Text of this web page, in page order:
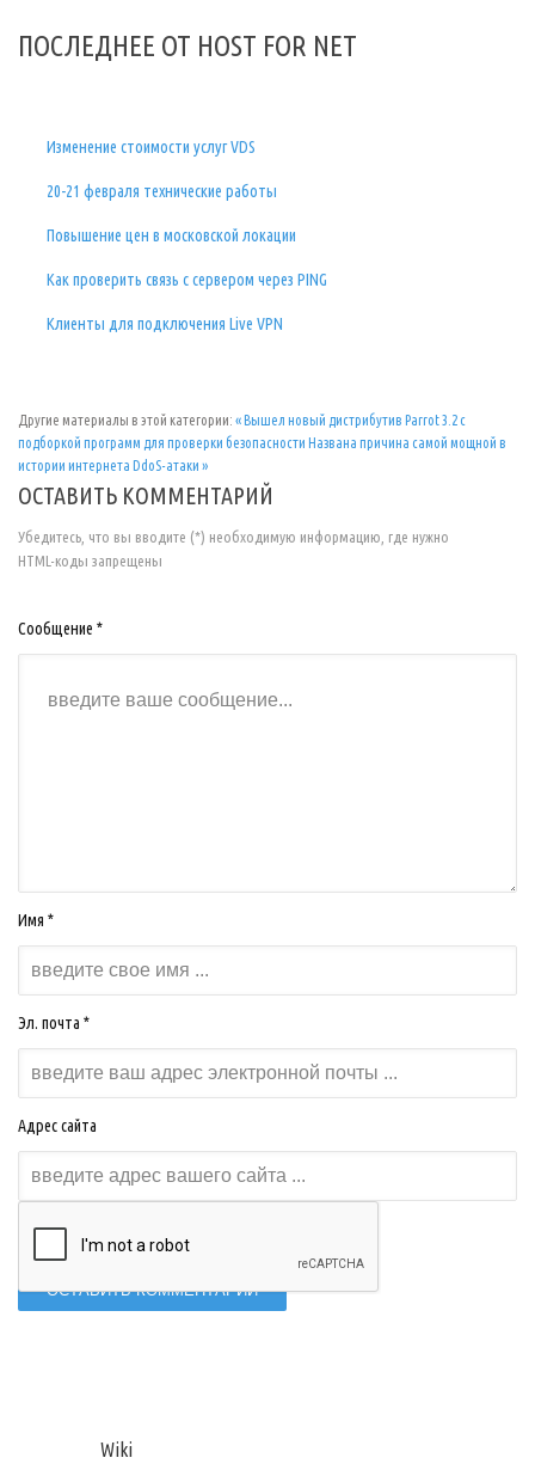
ПОСЛЕДНЕЕ ОТ HOST FOR NET
Изменение стоимости услуг VDS
20-21 февраля технические работы
Повышение цен в московской локации
Как проверить связь с сервером через PING
Клиенты для подключения Live VPN
Другие материалы в этой категории: « Вышел новый дистрибутив Parrot 3.2 с
подборкой программ для проверки безопасности Названа причина самой мощной в
истории интернета DdoS-атаки »
ОСТАВИТЬ КОММЕНТАРИЙ
Убедитесь, что вы вводите (*) необходимую информацию, где нужно
HTML-коды запрещены
Сообщение *
Имя *
Эл. почта *
Адрес сайта
Wiki